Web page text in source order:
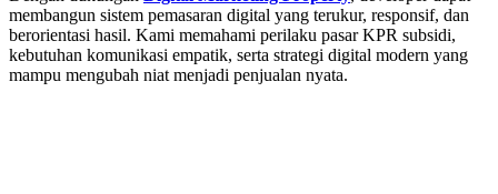
membangun sistem pemasaran digital yang terukur, responsif, dan
berorientasi hasil. Kami memahami perilaku pasar KPR subsidi,
kebutuhan komunikasi empatik, serta strategi digital modern yang
mampu mengubah niat menjadi penjualan nyata.